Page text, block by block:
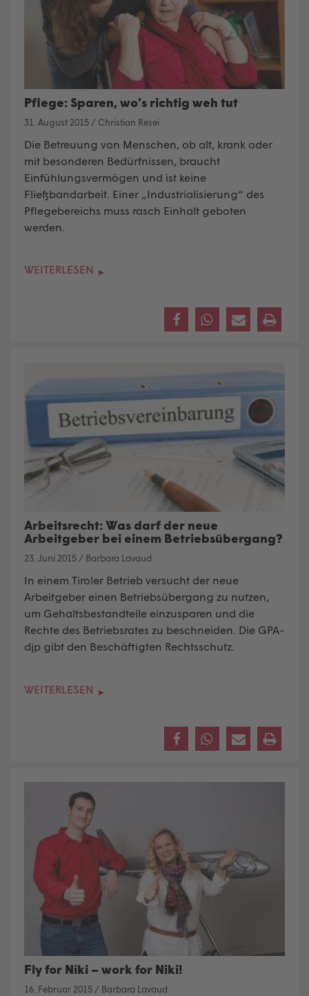
Pflege: Sparen, wo’s richtig weh tut
31. August 2015 / Christian Resei
Die Betreuung von Menschen, ob alt, krank oder
mit besonderen Bedürfnissen, braucht
Einfühlungsvermögen und ist keine
Fließbandarbeit. Einer „Industrialisierung“ des
Pflegebereichs muss rasch Einhalt geboten
werden.
WEITERLESEN
Arbeitsrecht: Was darf der neue
Arbeitgeber bei einem Betriebsübergang?
23. Juni 2015 / Barbara Lavaud
In einem Tiroler Betrieb versucht der neue
Arbeitgeber einen Betriebsübergang zu nutzen,
um Gehaltsbestandteile einzusparen und die
Rechte des Betriebsrates zu beschneiden. Die GPA-
djp gibt den Beschäftigten Rechtsschutz.
WEITERLESEN
Fly for Niki – work for Niki!
16. Februar 2015 / Barbara Lavaud